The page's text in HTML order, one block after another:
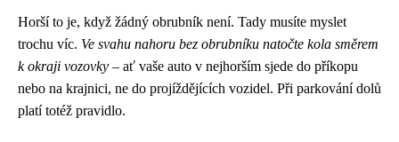
Horší to je, když žádný obrubník není. Tady musíte myslet
trochu víc. Ve svahu nahoru bez obrubníku natočte kola směrem
k okraji vozovky – ať vaše auto v nejhorším sjede do příkopu
nebo na krajnici, ne do projíždějících vozidel. Při parkování dolů
platí totéž pravidlo.